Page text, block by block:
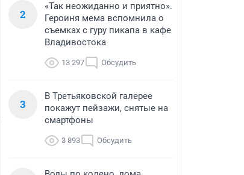
2
«Так неожиданно и приятно».
Героиня мема вспомнила о
съемках с гуру пикапа в кафе
Владивостока
13 297 Обсудить
3
В Третьяковской галерее
покажут пейзажи, снятые на
смартфоны
3 893 Обсудить